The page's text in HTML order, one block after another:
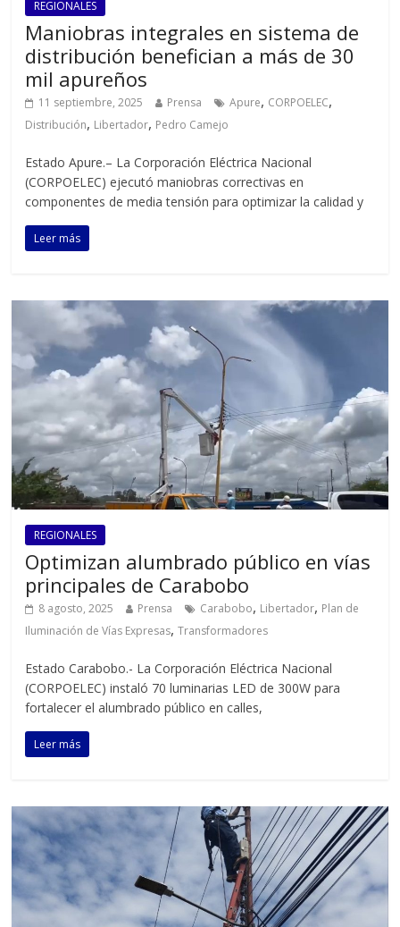
REGIONALES
Maniobras integrales en sistema de
distribución benefician a más de 30
mil apureños
11 septiembre, 2025 Prensa Apure, CORPOELEC,
Distribución, Libertador, Pedro Camejo
Estado Apure.– La Corporación Eléctrica Nacional
(CORPOELEC) ejecutó maniobras correctivas en
componentes de media tensión para optimizar la calidad y
Leer más
REGIONALES
Optimizan alumbrado público en vías
principales de Carabobo
8 agosto, 2025 Prensa Carabobo, Libertador, Plan de
Iluminación de Vías Expresas,Transformadores
Estado Carabobo.- La Corporación Eléctrica Nacional
(CORPOELEC) instaló 70 luminarias LED de 300W para
fortalecer el alumbrado público en calles,
Leer más